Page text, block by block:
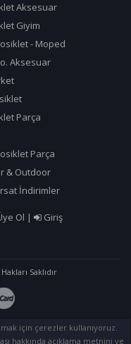
Aksesuar
Giyim
- Moped
Aksesuar
Parça
Parça
& Outdoor
İndirimler
Ol | Giriş
Saklıdır
için çerezler kullanıyoruz.
hakkında açıklama metnini ve